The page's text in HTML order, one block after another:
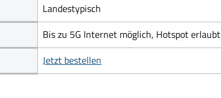
Landestypisch
Bis zu 5G Internet möglich, Hotspot erlaubt
Jetzt bestellen